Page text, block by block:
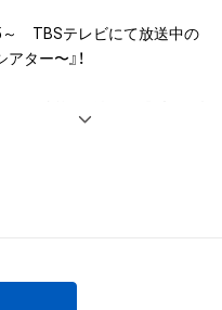
イテムに関する創作物にかかる
の同意なしに、上記の「本アイ
パイル、リバースエンジニアリ
よび利用に関して、購入者、売
　TBSテレビにて放送中の
ター〜』！
をNFT化して視聴者の皆さん
NFTの出品に関わる手続き・権